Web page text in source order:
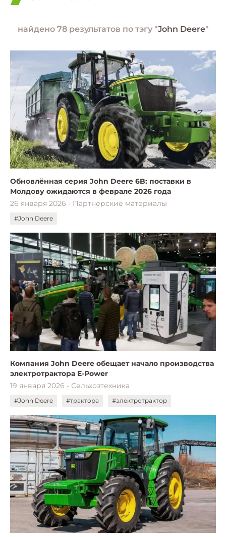
найдено 78 результатов по тэгу "John Deere"
Обновлённая серия John Deere 6B: поставки в
Молдову ожидаются в феврале 2026 года
26 января 2026 - Партнерские материалы
#John Deere
Компания John Deere обещает начало производства
электротрактора E-Power
19 января 2026 - Сельхозтехника
#John Deere #трактора #электротрактор